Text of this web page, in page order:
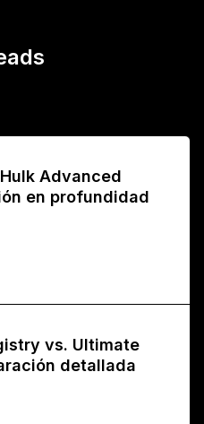
Advanced
en profundidad
vs. Ultimate
detallada